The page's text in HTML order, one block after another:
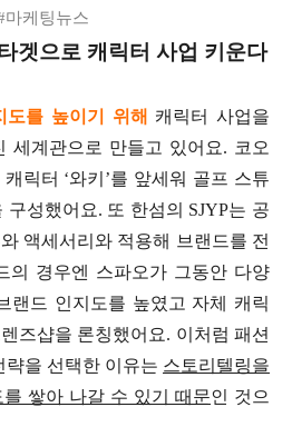
마케팅뉴스
겟으로 캐릭터 사업 키운다
도를 높이기 위해 캐릭터 사업을
세계관으로 만들고 있어요. 코오
릭터 ‘와키’를 앞세워 골프 스튜
성했어요. 또 한섬의 SJYP는 공
액세서리와 적용해 브랜드를 전
의 경우엔 스파오가 그동안 다양
랜드 인지도를 높였고 자체 캐릭
즈샵을 론칭했어요. 이처럼 패션
략을 선택한 이유는 스토리텔링을
쌓아 나갈 수 있기 때문인 것으